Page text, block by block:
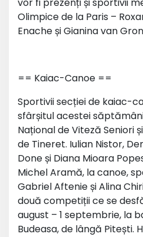
Olimpice de la Paris –
Enache și Gianina van
== Kaiac-Canoe ==
Sportivii secției de kaiac-
sfârșitul acestei
Național de Viteză Seniori
de Tineret. Iulian Nistor,
Done și Diana Mioara
Michel Aramă, la canoe,
Gabriel Aftenie și Alina
două competiții ce se
august – 1 septembrie, la
Budeasa, de lângă Pitești.